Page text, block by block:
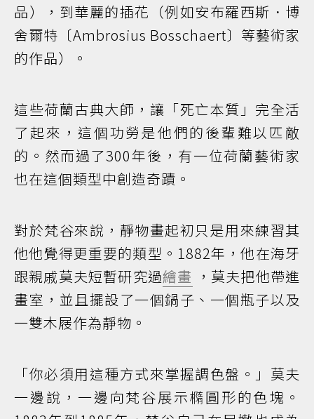
品），到華麗的插花（例如安布羅西斯．博
舍爾特〔Ambrosius Bosschaert〕等藝術家
的作品）。
這些荷蘭古典大師，讓「死亡本質」完全活
了起來，這個功勞是他們的後輩難以匹敵
的。然而過了300年後，有一位荷蘭藝術家
也在這個類型中創造奇蹟。
對於梵谷來說，靜物畫起初只是用來練習其
他他覺得更重要的類型。1882年，他在海牙
跟親戚莫夫短暫研究過繪畫 ，莫夫把他帶進
畫室，並且擺設了一個鍋子、一個瓶子以及
一雙木屐作為靜物。
「你必須用這種方式來掌握調色盤。」莫夫
一邊說，一邊向梵谷展示橢圓形的色塊。